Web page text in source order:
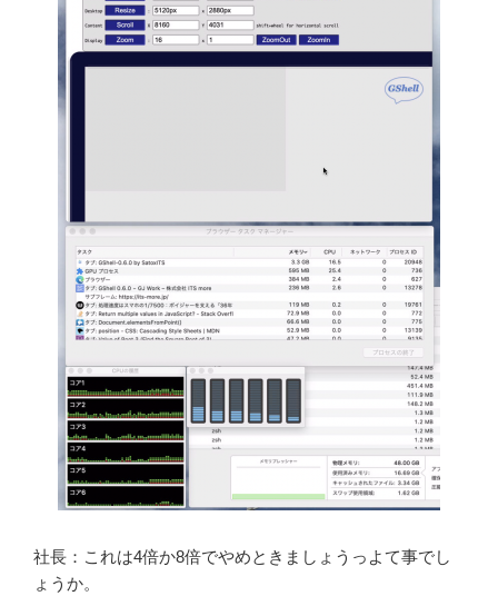
社長：これは4倍か8倍でやめときましょうっよて事でし
ょうか。